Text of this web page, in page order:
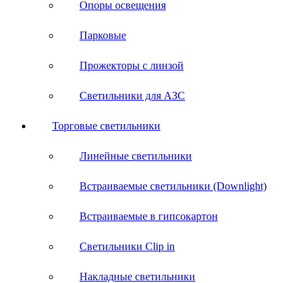
Опоры освещения
Парковые
Прожекторы с линзой
Светильники для АЗС
Торговые светильники
Линейные светильники
Встраиваемые светильники (Downlight)
Встраиваемые в гипсокартон
Светильники Clip in
Накладные светильники